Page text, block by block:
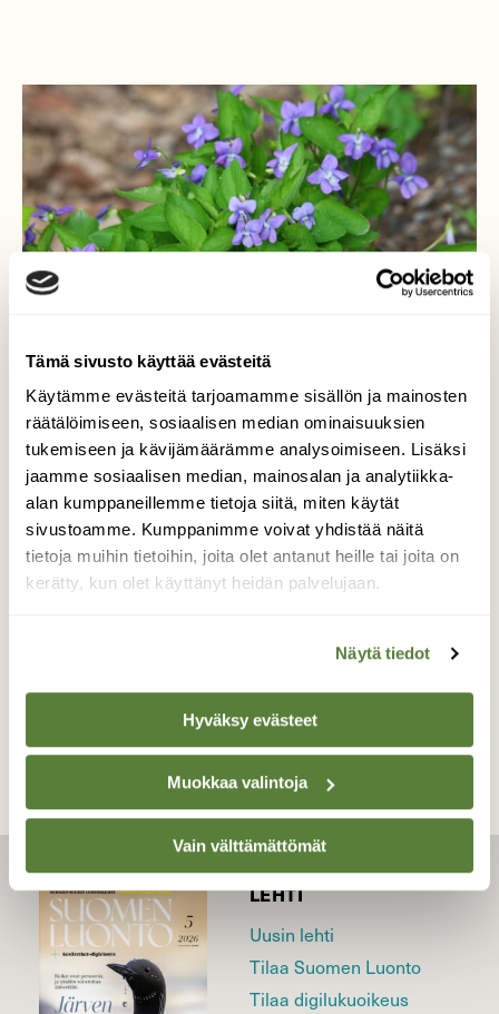
Tämä sivusto käyttää evästeitä
Käytämme evästeitä tarjoamamme sisällön ja mainosten
räätälöimiseen, sosiaalisen median ominaisuuksien
tukemiseen ja kävijämäärämme analysoimiseen. Lisäksi
jaamme sosiaalisen median, mainosalan ja analytiikka-
alan kumppaneillemme tietoja siitä, miten käytät
sivustoamme. Kumppanimme voivat yhdistää näitä
tietoja muihin tietoihin, joita olet antanut heille tai joita on
kerätty, kun olet käyttänyt heidän palvelujaan.
Näytä tiedot
Hyväksy evästeet
Muokkaa valintoja
Vain välttämättömät
Metsäorvokki
Orvokit ovat vaan niin kauniita.
Valokuvaaja: Jaana Saarelainen, Koli 30.5.2026
LEHTI
Uusin lehti
Tilaa Suomen Luonto
Tilaa digilukuoikeus